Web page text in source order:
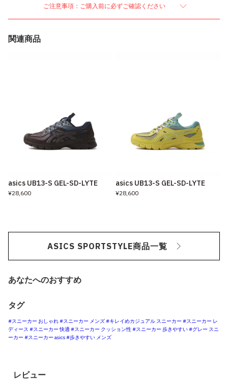
ご注意事項：ご購入前に必ずご確認ください
関連商品
asics UB13-S GEL-SD-LYTE
¥28,600
asics UB13-S GEL-SD-LYTE
¥28,600
ASICS SPORTSTYLE商品一覧
あなたへのおすすめ
タグ
#スニーカー おしゃれ#スニーカー メンズ#キレイめカジュアル スニーカー #スニーカー レ
ディース #スニーカー 快適 #スニーカー クッション性#スニーカー 歩きやすい#グレー スニ
ーカー #スニーカー asics#歩きやすい メンズ